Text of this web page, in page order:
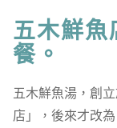
五木鮮魚
餐。
五木鮮魚湯，創
店」，後來才改